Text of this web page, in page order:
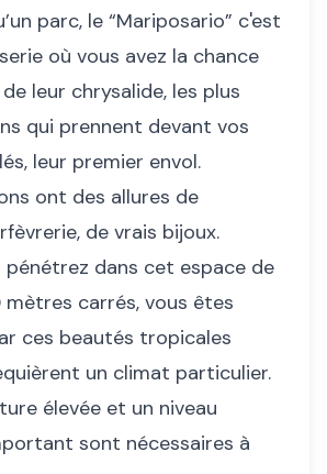
parc, le “Mariposario” c'est
où vous avez la chance
leur chrysalide, les plus
qui prennent devant vos
leur premier envol.
ont des allures de
de vrais bijoux.
pénétrez dans cet espace de
carrés, vous êtes
ces beautés tropicales
un climat particulier.
élevée et un niveau
sont nécessaires à